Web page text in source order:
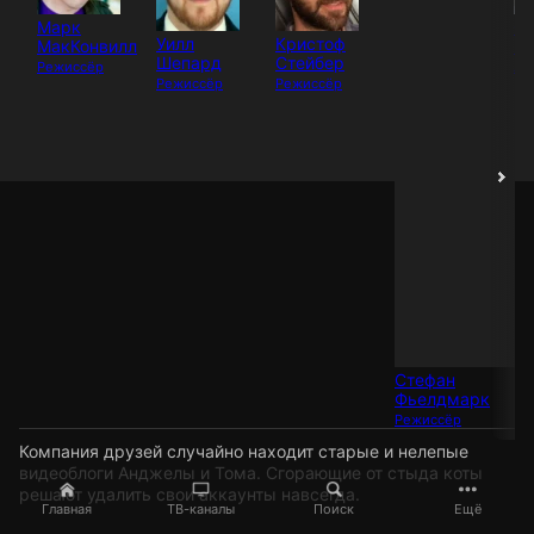
Главная ТВ-каналы Поиск Ещё
Марк
МакКонвилл
Режиссёр
Уилл
Шепард
Режиссёр
Кристоф
Стейбер
Режиссёр
Стефан
Фьелдмарк
Режиссёр
Компания друзей случайно находит старые и нелепые
видеоблоги Анджелы и Тома. Сгорающие от стыда коты
решают удалить свои аккаунты навсегда.